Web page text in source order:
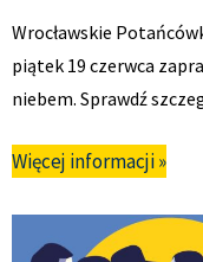
Wrocławskie
piątek 19 czerwca
niebem. Sprawdź
Więcej informacji »